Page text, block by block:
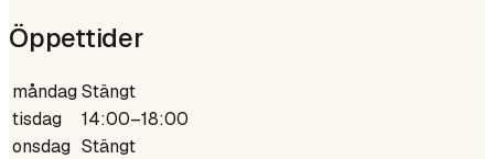
Öppettider
måndagStängt
tisdag
14:00–18:00
onsdag Stängt